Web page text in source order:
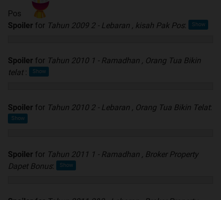
Pos
Spoiler for Tahun 2009 2 - Lebaran , kisah Pak Pos:
Spoiler for Tahun 2010 1 - Ramadhan , Orang Tua Bikin
telat :
Spoiler for Tahun 2010 2 - Lebaran , Orang Tua Bikin Telat:
Spoiler for Tahun 2011 1 - Ramadhan , Broker Property
Dapet Bonus: